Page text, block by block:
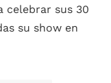
celebrar sus 30
su show en